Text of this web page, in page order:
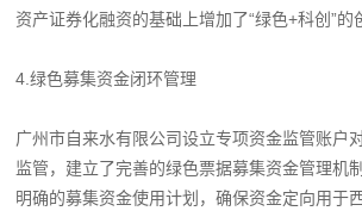
资产证券化融资的基础上增加了“绿色+科创”的
4.绿色募集资金闭环管理
广州市自来水有限公司设立专项资金监管账户
监管，建立了完善的绿色票据募集资金管理机
明确的募集资金使用计划，确保资金定向用于